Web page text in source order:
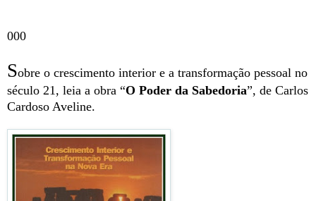
000
Sobre o crescimento interior e a transformação pessoal no
século 21, leia a obra “O Poder da Sabedoria”, de Carlos
Cardoso Aveline.